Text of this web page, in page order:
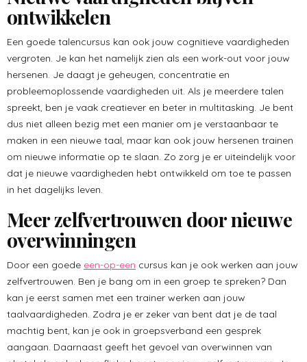
ontwikkelen
Een goede talencursus kan ook jouw cognitieve vaardigheden
vergroten. Je kan het namelijk zien als een work-out voor jouw
hersenen. Je daagt je geheugen, concentratie en
probleemoplossende vaardigheden uit. Als je meerdere talen
spreekt, ben je vaak creatiever en beter in multitasking. Je bent
dus niet alleen bezig met een manier om je verstaanbaar te
maken in een nieuwe taal, maar kan ook jouw hersenen trainen
om nieuwe informatie op te slaan. Zo zorg je er uiteindelijk voor
dat je nieuwe vaardigheden hebt ontwikkeld om toe te passen
in het dagelijks leven.
Meer zelfvertrouwen door nieuwe
overwinningen
Door een goede een-op-een cursus kan je ook werken aan jouw
zelfvertrouwen. Ben je bang om in een groep te spreken? Dan
kan je eerst samen met een trainer werken aan jouw
taalvaardigheden. Zodra je er zeker van bent dat je de taal
machtig bent, kan je ook in groepsverband een gesprek
aangaan. Daarnaast geeft het gevoel van overwinnen van